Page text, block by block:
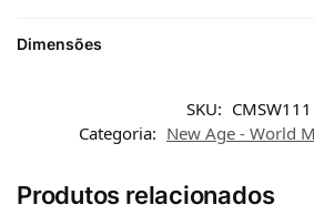
Dimensões
SKU: CMSW111
Categoria: New Age - World
Produtos relacionados